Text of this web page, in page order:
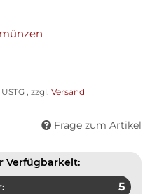
, zzgl. Versand
Frage zum Artikel
Verfügbarkeit:
5